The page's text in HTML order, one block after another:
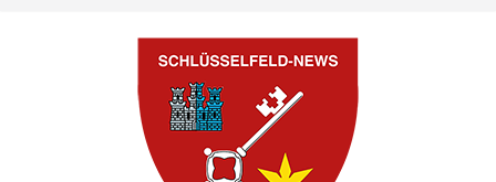
Brand in Sägewerk in Bernroth schnell unter
Kontrolle
Stadt Schlüsselfeld bietet Online-Anmeldung für
Kindergartenplätze an
Dieseldiebstahl im Wert von 600 Euro